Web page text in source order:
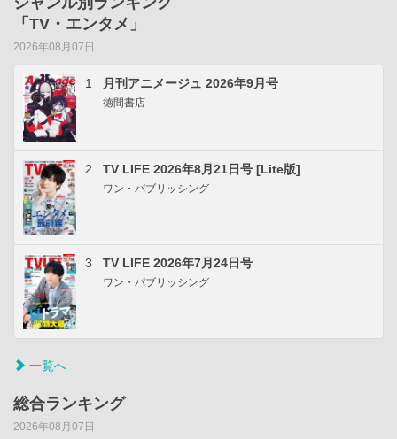
「TV・エンタメ」
2026年08月07日
1 月刊アニメージュ 2026年9月号
徳間書店
2 TV LIFE 2026年8月21日号 [Lite版]
ワン・パブリッシング
3 TV LIFE 2026年7月24日号
ワン・パブリッシング
一覧へ
総合ランキング
2026年08月07日